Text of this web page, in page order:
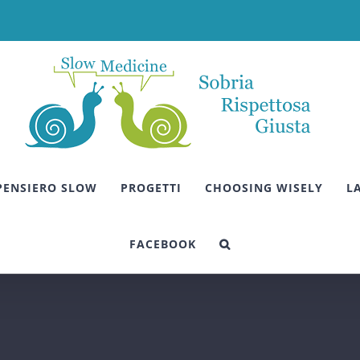
SLOW PROGETTI CHOOSING WISELY
FACEBOOK